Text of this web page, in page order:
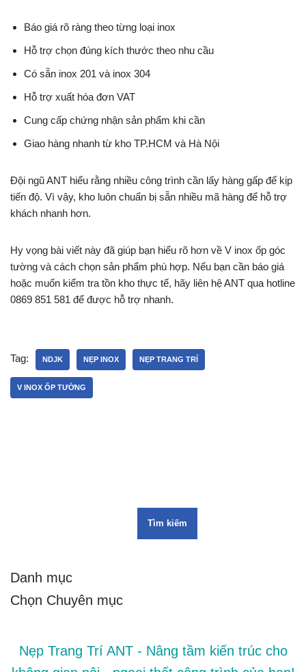
Báo giá rõ ràng theo từng loại inox
Hỗ trợ chọn đúng kích thước theo nhu cầu
Có sẵn inox 201 và inox 304
Hỗ trợ xuất hóa đơn VAT
Cung cấp chứng nhận sản phẩm khi cần
Giao hàng nhanh từ kho TP.HCM và Hà Nội
Đội ngũ ANT hiểu rằng nhiều công trình cần lấy hàng gấp để kịp
tiến độ. Vì vậy, kho luôn chuẩn bị sẵn nhiều mã hàng để hỗ trợ
khách nhanh hơn.
Hy vọng bài viết này đã giúp bạn hiểu rõ hơn về V inox ốp góc
tường và cách chọn sản phẩm phù hợp. Nếu bạn cần báo giá
hoặc muốn kiểm tra tồn kho thực tế, hãy liên hệ ANT qua hotline
0869 851 581 để được hỗ trợ nhanh.
Tag: NDJK NẸP INOX NẸP TRANG TRÍ
V INOX ỐP TƯỜNG
Tìm kiếm
Danh mục
Nẹp Trang Trí ANT - Nâng tầm kiến trúc cho